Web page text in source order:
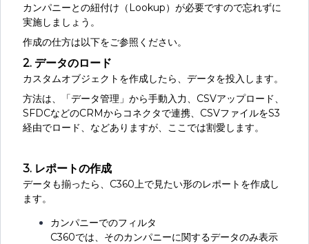
カンパニーとの紐付け（Lookup）が必要ですので忘れずに
実施しましょう。
作成の仕方は以下をご参照ください。
2. データのロード
カスタムオブジェクトを作成したら、データを投入します。
方法は、「データ管理」から手動入力、CSVアップロード、
SFDCなどのCRMからコネクタで連携、CSVファイルをS3
経由でロード、などありますが、ここでは割愛します。
3. レポートの作成
データも揃ったら、C360上で見たい形のレポートを作成し
ます。
カンパニーでのフィルタ
C360では、そのカンパニーに関するデータのみ表示